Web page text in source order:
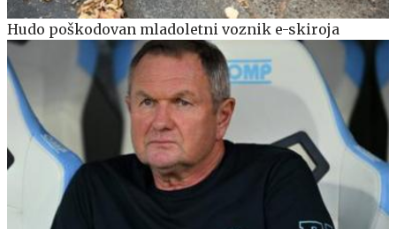
Hudo poškodovan mladoletni voznik e-skiroja